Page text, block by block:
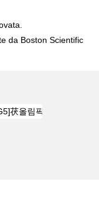
da Boston Scientific